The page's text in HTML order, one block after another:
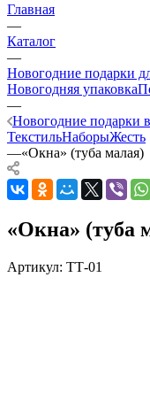
Главная
—
Каталог
—
Новогодние подарки
Новогодняя упаковка
—
Новогодние подарки
ТекстильНаборыЖесть
—«Окна» (туба малая)
«Окна» (туба
Артикул: ТТ-01